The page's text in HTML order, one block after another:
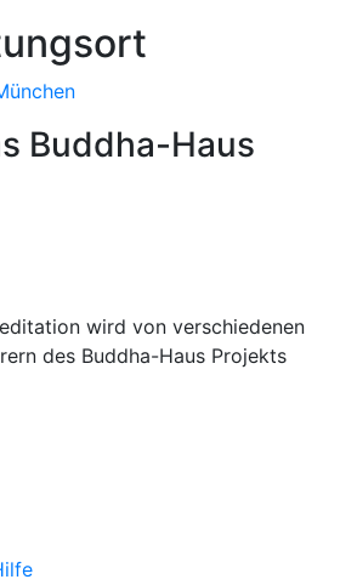
Buddha-Haus
wird von verschiedenen
des Buddha-Haus Projekts